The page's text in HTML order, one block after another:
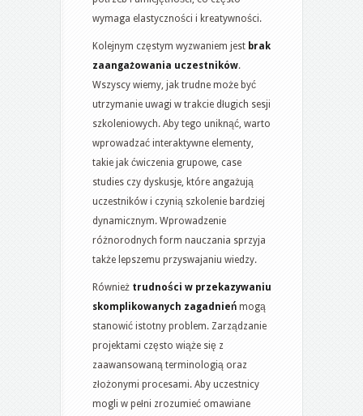
wymaga elastyczności i kreatywności.
Kolejnym częstym wyzwaniem jest brak
zaangażowania uczestników.
Wszyscy wiemy, jak trudne może być
utrzymanie uwagi w trakcie długich sesji
szkoleniowych. Aby tego uniknąć, warto
wprowadzać interaktywne elementy,
takie jak ćwiczenia grupowe, case
studies czy dyskusje, które angażują
uczestników i czynią szkolenie bardziej
dynamicznym. Wprowadzenie
różnorodnych form nauczania sprzyja
także lepszemu przyswajaniu wiedzy.
Również trudności w przekazywaniu
skomplikowanych zagadnień mogą
stanowić istotny problem. Zarządzanie
projektami często wiąże się z
zaawansowaną terminologią oraz
złożonymi procesami. Aby uczestnicy
mogli w pełni zrozumieć omawiane